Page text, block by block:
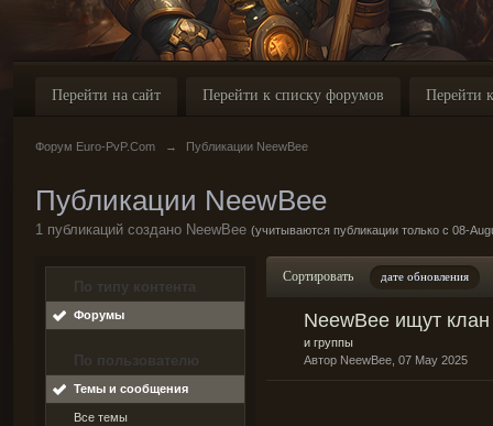
Перейти на сайт Перейти к списку форумов Перейти
Форум Euro-PvP.Com → Публикации NeewBee
Публикации NeewBee
1 публикаций создано NeewBee (учитываются публикации только с 08-
По типу контента
Форумы
По пользователю
Темы и сообщения
Все темы
Сортировать дате обновления
NeewBee ищут клан
и группы
Автор NeewBee , 07 May 2025